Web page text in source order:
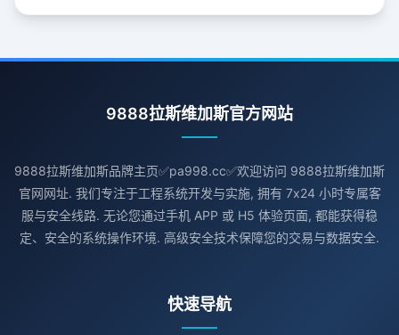
9888拉斯维加斯官方网站
9888拉斯维加斯品牌主页✅pa998.cc✅欢迎访问 9888拉斯维加斯
官网网址. 我们专注于工程系统开发与实施, 拥有 7x24 小时专属客
服与安全线路. 无论您通过手机 APP 或 H5 体验页面, 都能获得稳
定、安全的系统操作环境. 高级安全技术保障您的交易与数据安全.
快速导航